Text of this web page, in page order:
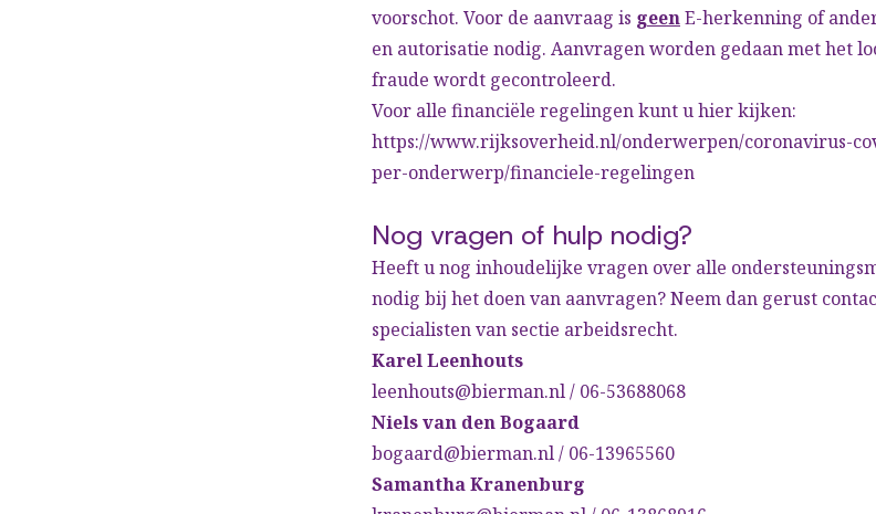
voorschot. Voor de aanvraag is geenE-herkenning of
en autorisatie nodig. Aanvragen worden gedaan met het
fraude wordt gecontroleerd.
Voor alle financiële regelingen kunt u hier kijken:
https://www.rijksoverheid.nl/onderwerpen/coronavirus-
per-onderwerp/financiele-regelingen
Nog vragen of hulp nodig?
Heeft u nog inhoudelijke vragen over alle
nodig bij het doen van aanvragen? Neem dan gerust
specialisten van sectie arbeidsrecht.
Karel Leenhouts
leenhouts@bierman.nl/ 06-53688068
Niels van den Bogaard
bogaard@bierman.nl/ 06-13965560
Samantha Kranenburg